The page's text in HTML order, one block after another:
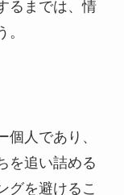
るまでは、情
人であり、
を追い詰める
グを避けるこ